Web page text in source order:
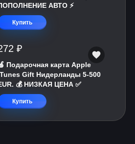
АВТО ⚡
Купить
₽
Подарочная карта Apple
Gift Нидерланды 5-500
💰 НИЗКАЯ ЦЕНА ✅
Купить